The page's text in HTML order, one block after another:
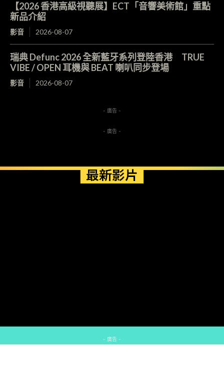
【2026 香港高級視聽展】ECT「音響美術館」重點
新品介紹
影音 2026-08-07
瑞典 Defunc 2026 全新藍牙系列登陸香港 TRUE
VIBE / OPEN 耳機與 BEAT 喇叭同步登場
影音 2026-08-07
- 廣告 -
- 廣告 -
最新影片
- 廣告 -